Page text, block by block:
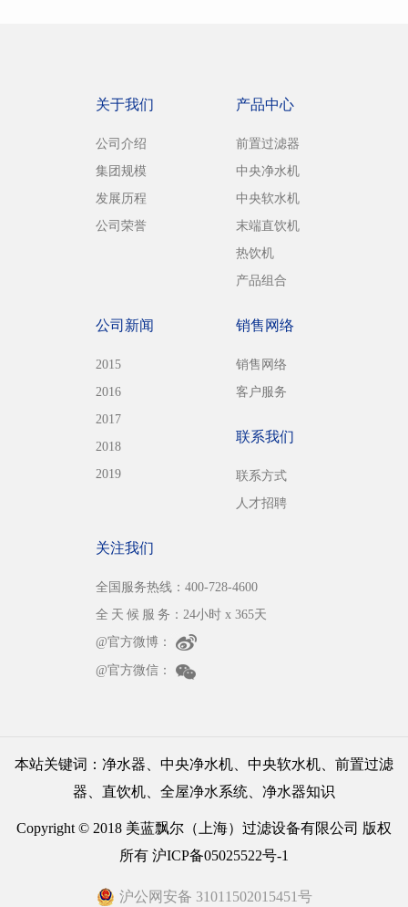
关于我们
公司介绍
集团规模
发展历程
公司荣誉
产品中心
前置过滤器
中央净水机
中央软水机
末端直饮机
热饮机
产品组合
公司新闻
2015
2016
2017
2018
2019
销售网络
销售网络
客户服务
联系我们
联系方式
人才招聘
关注我们
全国服务热线：400-728-4600
全 天 候 服 务：24小时 x 365天
@官方微博：
@官方微信：
本站关键词： 净水器 中央净水机 中央软水机
前置过滤
器
直饮机 全屋净水系统 净水器知识
Copyright © 2018 美蓝飘尔（上海）过滤设备有限公司 版权
所有 沪ICP备05025522号-1
沪公网安备 31011502015451号